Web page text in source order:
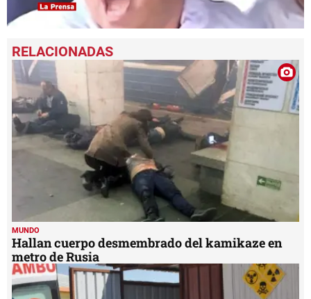
seconds
of
minute,
seconds
MUNDO
Hallan cuerpo desmembrado del kamikaze en
metro de Rusia